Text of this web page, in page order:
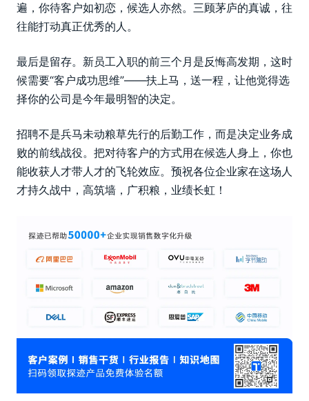
遍，你待客户如初恋，候选人亦然。三顾茅庐的真诚，往
往能打动真正优秀的人。
最后是留存。新员工入职的前三个月是反悔高发期，这时
候需要“客户成功思维”——扶上马，送一程，让他觉得选
择你的公司是今年最明智的决定。
招聘不是兵马未动粮草先行的后勤工作，而是决定业务成
败的前线战役。把对待客户的方式用在候选人身上，你也
能收获人才带人才的飞轮效应。预祝各位企业家在这场人
才持久战中，高筑墙，广积粮，业绩长虹！